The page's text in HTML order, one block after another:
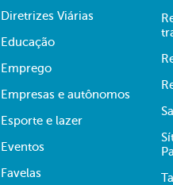
Diretrizes Viárias
Educação
Emprego
Empresas e autônomos
Esporte e lazer
Eventos
Favelas